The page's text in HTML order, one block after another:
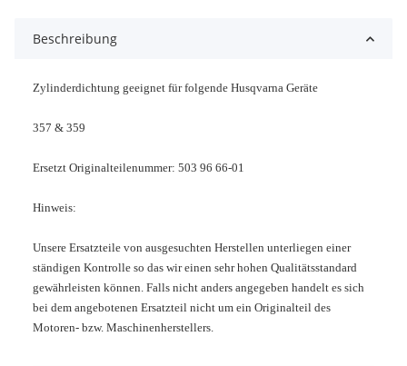
Beschreibung
Zylinderdichtung geeignet für folgende Husqvarna Geräte
357 & 359
Ersetzt Originalteilenummer: 503 96 66-01
Hinweis:
Unsere Ersatzteile von ausgesuchten Herstellen unterliegen einer
ständigen Kontrolle so das wir einen sehr hohen Qualitätsstandard
gewährleisten können. Falls nicht anders angegeben handelt es sich
bei dem angebotenen Ersatzteil nicht um ein Originalteil des
Motoren- bzw. Maschinenherstellers.